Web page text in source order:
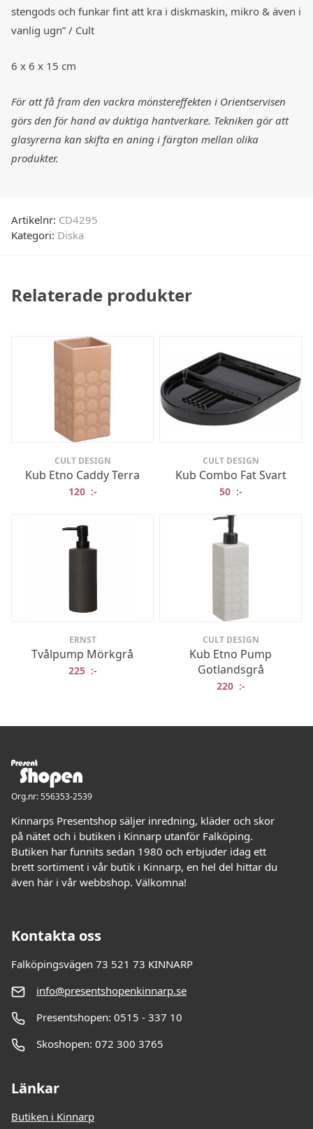
stengods och funkar fint att kra i diskmaskin, mikro & även i
vanlig ugn” / Cult
6 x 6 x 15 cm
För att få fram den vackra mönstereffekten i Orientservisen
görs den för hand av duktiga hantverkare. Tekniken gör att
glasyrerna kan skifta en aning i färgton mellan olika
produkter.
Artikelnr: CD4295
Kategori: Diska
Relaterade produkter
CULT DESIGN
Kub Etno Caddy Terra
120 :-
CULT DESIGN
Kub Combo Fat Svart
50 :-
ERNST
Tvålpump Mörkgrå
225 :-
CULT DESIGN
Kub Etno Pump
Gotlandsgrå
220 :-
Org.nr: 556353-2539
Kinnarps Presentshop säljer inredning, kläder och skor
på nätet och i butiken i Kinnarp utanför Falköping.
Butiken har funnits sedan 1980 och erbjuder idag ett
brett sortiment i vår butik i Kinnarp, en hel del hittar du
även här i vår webbshop. Välkomna!
Kontakta oss
Falköpingsvägen 73 521 73 KINNARP
info@presentshopenkinnarp.se
Presentshopen: 0515 - 337 10
Skoshopen: 072 300 3765
Länkar
Butiken i Kinnarp